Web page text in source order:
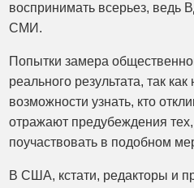
воспринимать всерьез, ведь
СМИ.
Попытки замера
реального результата, так
возможности узнать, кто
отражают предубеждения
поучаствовать в подобном
В США, кстати, редакторы и